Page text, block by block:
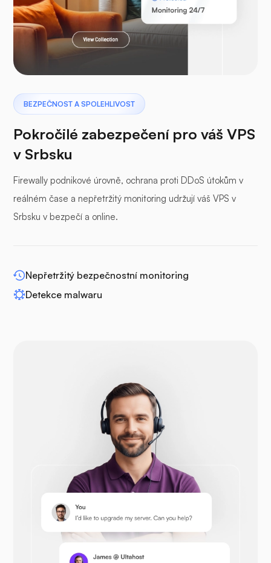
Laravel
Pterodaktyl
Vyrovnávací panel
WP-extendify
Opencart
Prestashop
BEZPEČNOST A SPOLEHLIVOST
Pokročilé zabezpečení pro váš VPS
v Srbsku
Firewally podnikové úrovně, ochrana proti DDoS útokům v
reálném čase a nepřetržitý monitoring udržují váš VPS v
Srbsku v bezpečí a online.
Nepřetržitý bezpečnostní monitoring
Detekce malwaru